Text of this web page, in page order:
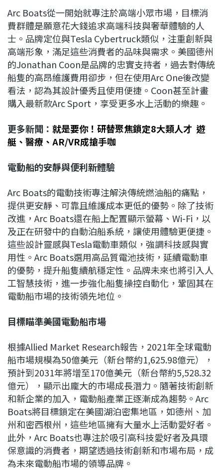
Arc Boats從一開始就專注於高端小眾市場，目標消
費群體是願意花大錢追求高端科技與奢華體驗的人
士。品牌定位與Tesla Cybertruck類似，注重創新與
高端形象，滿足這些消費者的品味與需求。美國德州
的Jonathan Coon是品牌的忠實支持者，過去對傳統
船隻的高昂維護費用卻步，但在使用Arc One後改變
看法，認為其設計優秀且使用便捷。Coon甚至計畫
購入最新款Arc Sport，享受更多水上活動的樂趣。
更多新聞： 就是要你！研替聚焦鎖定8大類人才 遊
艇、醫療、AR/VR成搶手咖
電動船的安靜與便利新體驗
Arc Boats的電動技術專注解決傳統燃油船的痛點，
提供更安靜、可靠且維護成本更低的優勢。除了技術
改進，Arc Boats還在船上配置顯示螢幕、Wi-Fi，以
及正在研發中的自動泊船系統，讓使用體驗更便捷。
這些設計靈感與Tesla電動車類似，強調科技感與實
用性。Arc Boats選用高品質電池技術，延續電動車
的優勢，提升船隻續航穩定性。品牌未來也將引入人
工智慧技術，進一步強化船隻操控自動化，鞏固其在
電動船市場的技術領先地位。
目標瞄準美國電動船市場
根據Allied Market Research報告，2021年全球電動
船市場規模為50億美元（新台幣約1,625.98億元），
預計到2031年將增至170億美元（新台幣約5,528.32
億元），顯示出龐大的市場成長潛力。隨著技術創新
和新企業的加入，電動船產業正逐漸成為趨勢。Arc
Boats將目標鎖定在美國湖泊密集地區，如德州、加
州和密西根州，這些地區擁有大量水上活動愛好者。
此外，Arc Boats也專注於吸引高科技愛好者及具環
保意識的消費者，期望透過技術創新和市場布局，成
為未來電動船市場的領導品牌。